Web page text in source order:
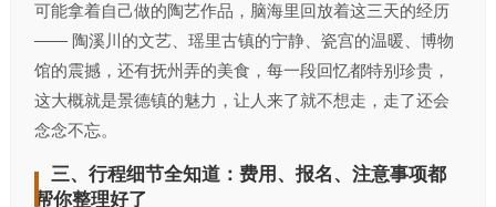
可能拿着自己做的陶艺作品，脑海里回放着这三天的经历
—— 陶溪川的文艺、瑶里古镇的宁静、瓷宫的温暖、博物
馆的震撼，还有抚州弄的美食，每一段回忆都特别珍贵，
这大概就是景德镇的魅力，让人来了就不想走，走了还会
念念不忘。
三、行程细节全知道：费用、报名、注意事项都
帮你整理好了